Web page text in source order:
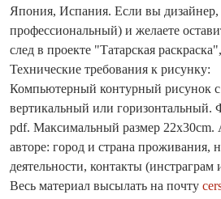
Япония, Испания. Если вы
профессиональный) и желаете
след в проекте "Татарская
Технические требования к рисунку:
Компьютерный контурный рисунок с
вертикальный или горизонтальный.
pdf. Максимальный размер
авторе: город и страна проживания,
деятельности, контакты (инстраграм
Весь материал высылать на почту